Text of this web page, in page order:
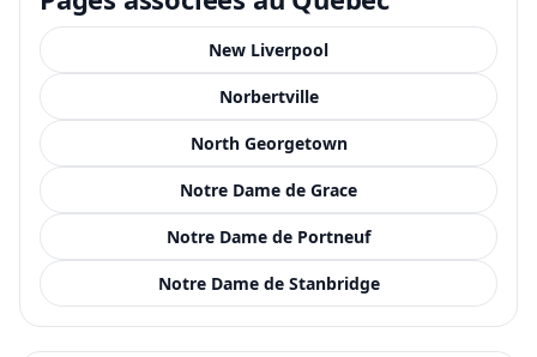
New Liverpool
Norbertville
North Georgetown
Notre Dame de Grace
Notre Dame de Portneuf
Notre Dame de Stanbridge